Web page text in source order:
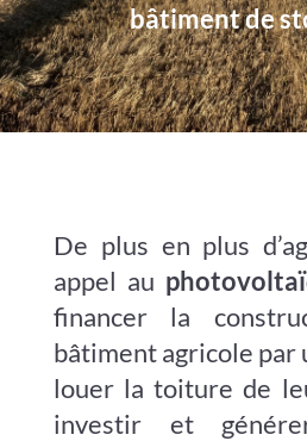
bâtiment de
De plus en plus
appel au
financer la
bâtiment agricole par
louer la toiture de
investir et